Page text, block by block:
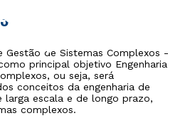
e Gestão de
Gestão de Sistemas Complexos -
principal objetivo Engenharia
ou seja, será
conceitos da engenharia de
larga escala e de longo prazo,
complexos.